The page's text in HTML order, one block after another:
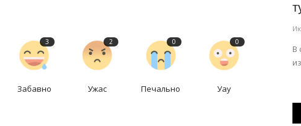
3
Забавно
2
Ужас
0
Печально
0
Уау
В минувшие выходные нагрузка на областную станцию
скорой помощи традиционно увеличилась.
В